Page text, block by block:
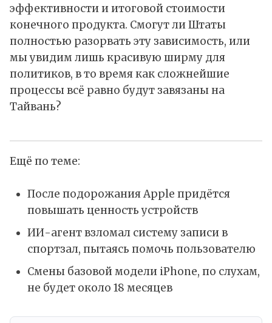
эффективности и итоговой стоимости
конечного продукта. Смогут ли Штаты
полностью разорвать эту зависимость, или
мы увидим лишь красивую ширму для
политиков, в то время как сложнейшие
процессы всё равно будут завязаны на
Тайвань?
Ещё по теме:
После подорожания Apple придётся
повышать ценность устройств
ИИ-агент взломал систему записи в
спортзал, пытаясь помочь пользователю
Смены базовой модели iPhone, по слухам,
не будет около 18 месяцев